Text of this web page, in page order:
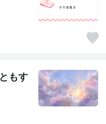
もす